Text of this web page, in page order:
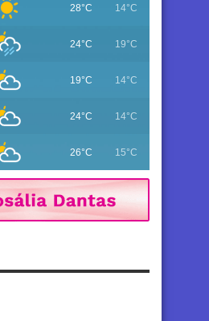
28°C 14°C
24°C 19°C
19°C 14°C
24°C 14°C
26°C 15°C